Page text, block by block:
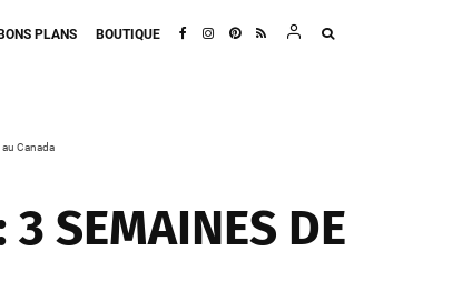
BONS PLANS BOUTIQUE
au Canada
3 SEMAINES DE